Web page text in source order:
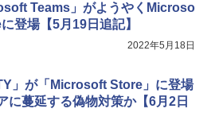
Teams」がようやくMicroso
登場【5月19日追記】
2022年5月18日
」が「Microsoft Store」に登場
に蔓延する偽物対策か【6月2日